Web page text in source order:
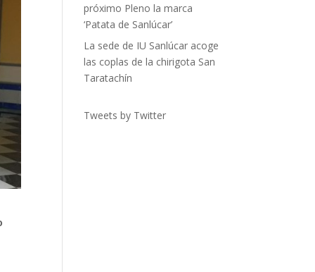
próximo Pleno la marca
‘Patata de Sanlúcar’
La sede de IU Sanlúcar acoge
las coplas de la chirigota San
Taratachín
Tweets by Twitter